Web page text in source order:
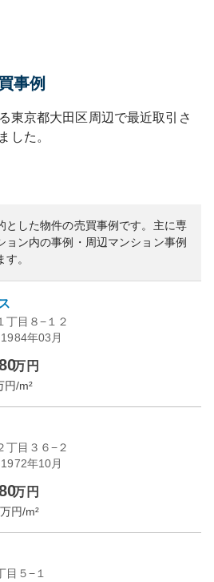
事例
東京都大田区 周辺で最近取引さ
した。
した物件の売買事例です。 主に専
ョン内の事例・周辺マンション事例
。
丁目８−１２
年03月
万円
円/m²
丁目３６−２
年10月
万円
万円/m²
５−１